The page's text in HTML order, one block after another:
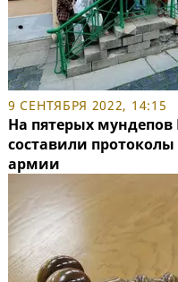
9 СЕНТЯБРЯ 2022, 14:15
На пятерых
составили
армии